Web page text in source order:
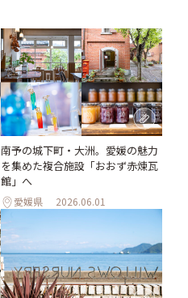
南予の城下町・大洲。愛媛の魅力
を集めた複合施設「おおず赤煉瓦
館」へ
愛媛県 2026.06.01